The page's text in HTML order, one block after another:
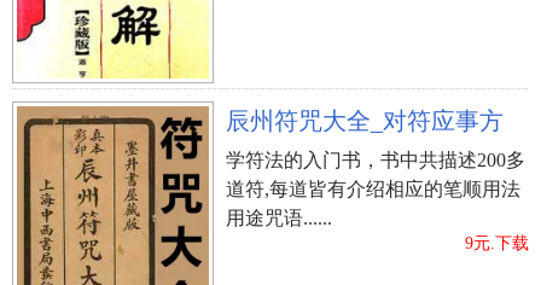
辰州符咒大全_对符应事方
学符法的入门书，书中共描述200多
道符,每道皆有介绍相应的笔顺用法
用途咒语......
9元.下载